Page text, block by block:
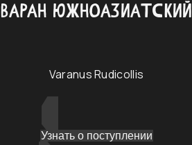
ВАРАН ЮЖНОАЗИАТСКИЙ
Varanus Rudicollis
Узнать о поступлении